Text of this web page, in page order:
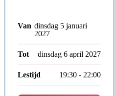
Van dinsdag 5 januari
2027
Tot dinsdag 6 april 2027
Lestijd 19:30 - 22:00